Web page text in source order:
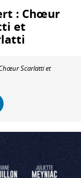
: Chœur
et
Scarlatti et